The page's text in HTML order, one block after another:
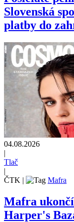
Slovenská
platby do
04.08.2026
|
Tlač
|
ČTK | Mafra
Mafra
Harper's